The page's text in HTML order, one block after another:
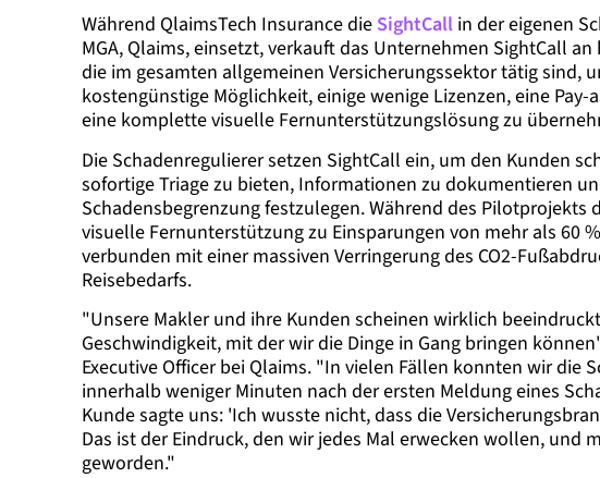
Während QlaimsTech Insurance die SightCall in der eigenen
MGA, Qlaims, einsetzt, verkauft das Unternehmen SightCall
die im gesamten allgemeinen Versicherungssektor tätig sind,
kostengünstige Möglichkeit, einige wenige Lizenzen, eine
eine komplette visuelle Fernunterstützungslösung zu
Die Schadenregulierer setzen SightCall ein, um den Kunden
sofortige Triage zu bieten, Informationen zu dokumentieren
Schadensbegrenzung festzulegen. Während des Pilotprojekts
visuelle Fernunterstützung zu Einsparungen von mehr als 60
verbunden mit einer massiven Verringerung des CO2-
Reisebedarfs.
"Unsere Makler und ihre Kunden scheinen wirklich
Geschwindigkeit, mit der wir die Dinge in Gang bringen
Executive Officer bei Qlaims. "In vielen Fällen konnten wir die
innerhalb weniger Minuten nach der ersten Meldung eines
Kunde sagte uns: 'Ich wusste nicht, dass die
Das ist der Eindruck, den wir jedes Mal erwecken wollen, und
geworden."